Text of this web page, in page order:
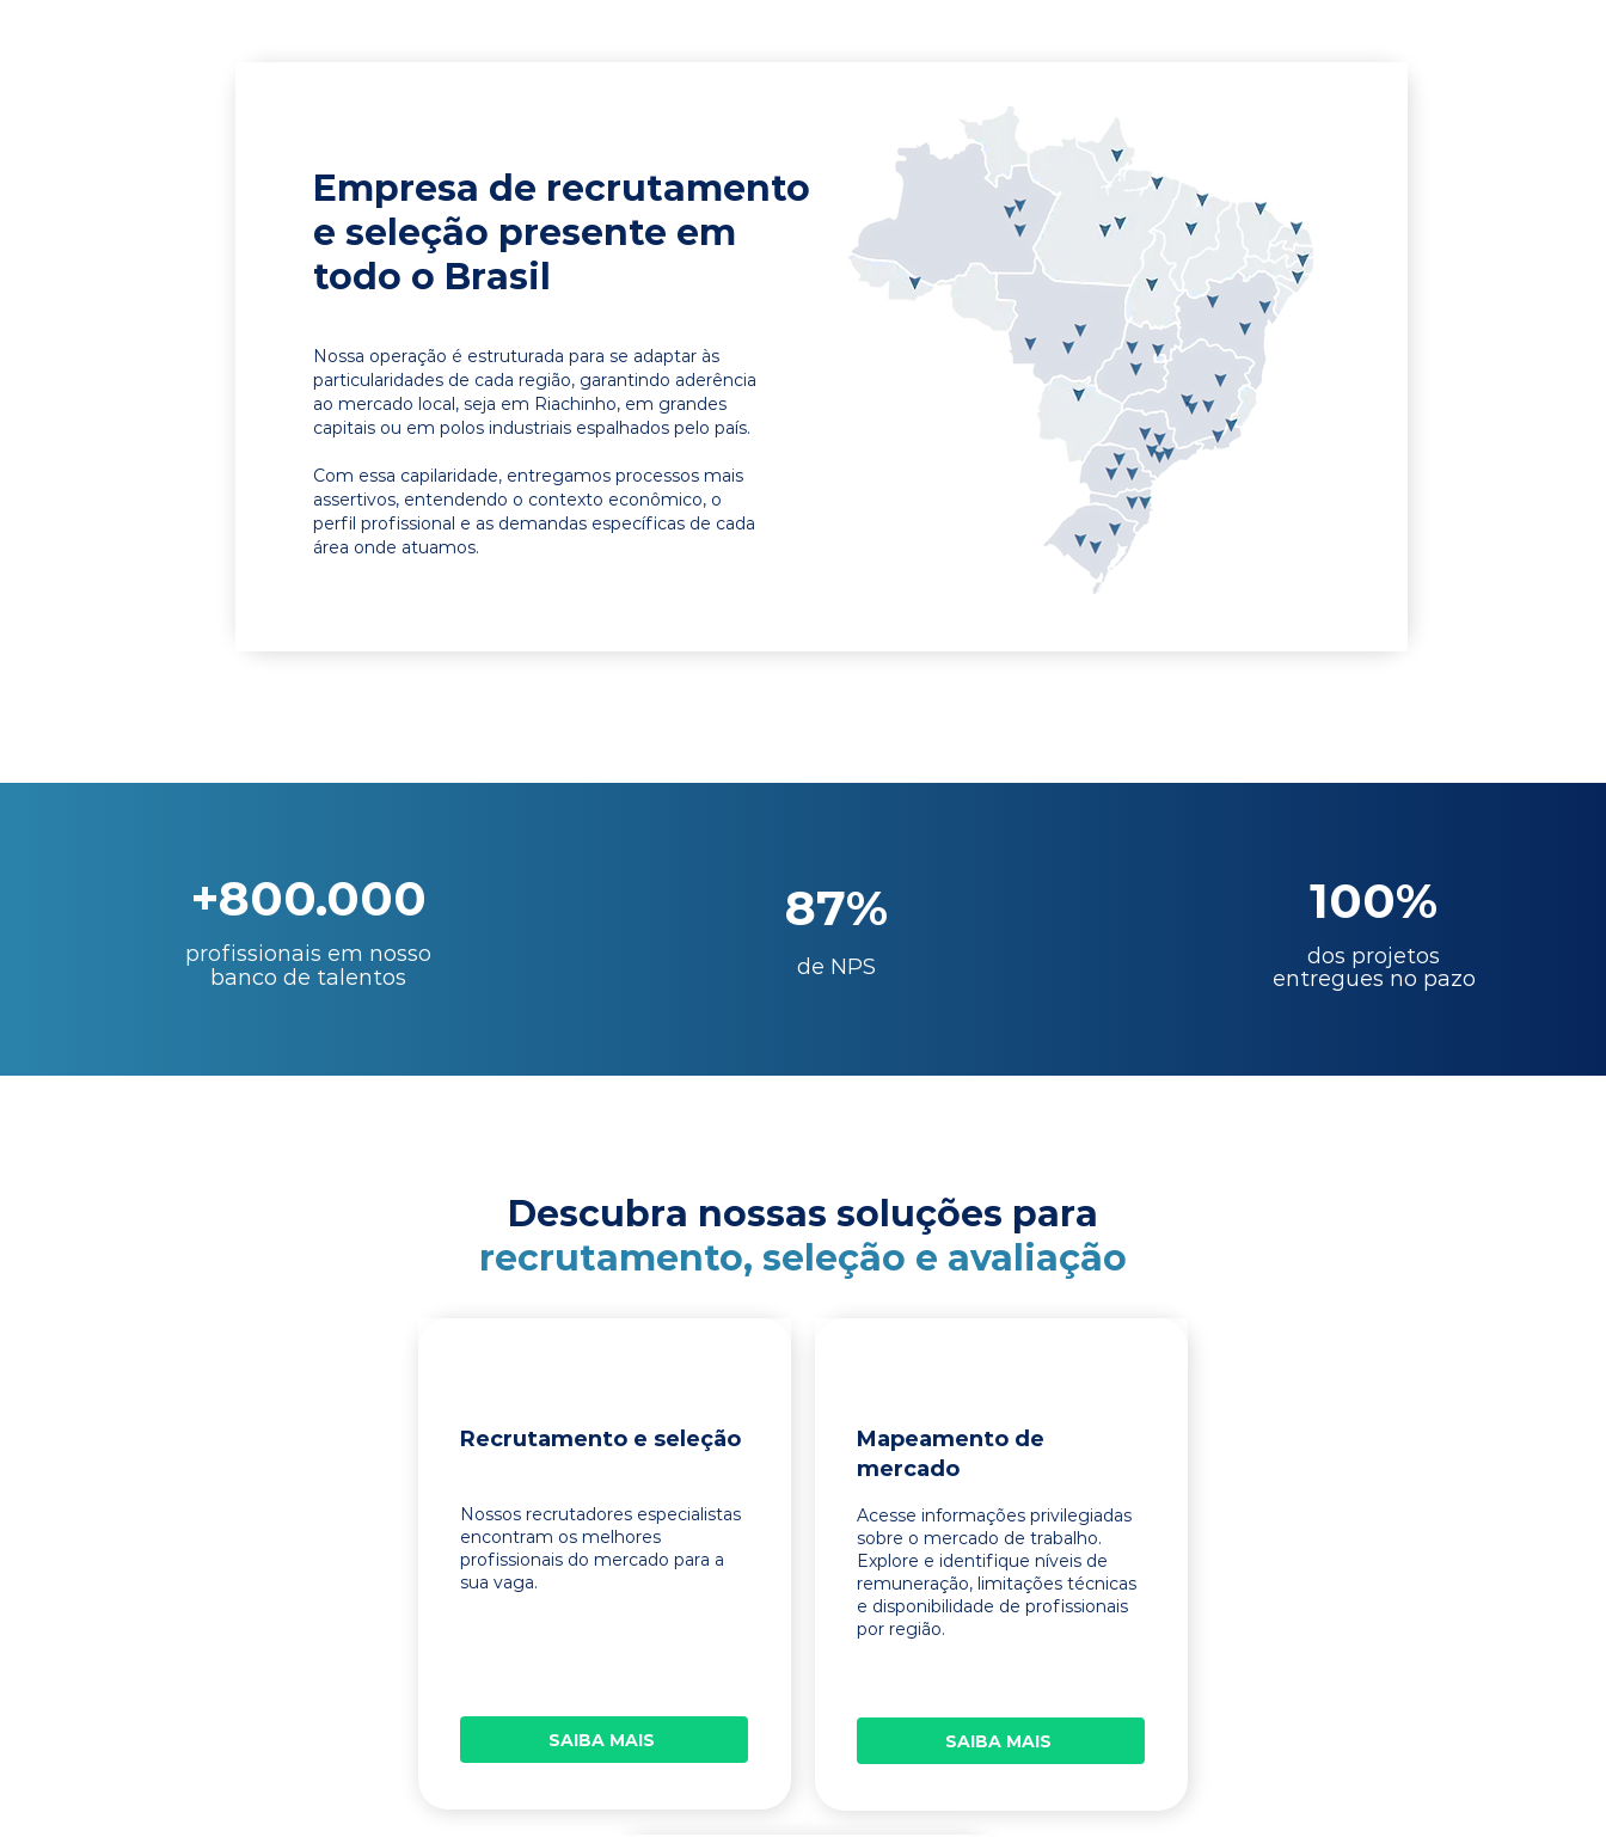
Empresa de recrutamento
e seleção presente em
todo o Brasil
Nossa operação é estruturada para se adaptar às
particularidades de cada região, garantindo aderência
ao mercado local, seja em Riachinho, em grandes
capitais ou em polos industriais espalhados pelo país.
Com essa capilaridade, entregamos processos mais
assertivos, entendendo o contexto econômico, o
perfil profissional e as demandas específicas de cada
área onde atuamos.
+800.000
profissionais em nosso
banco de talentos
87%
de NPS
100%
dos projetos
entregues no pazo
Descubra nossas soluções para
recrutamento, seleção e avaliação
Recrutamento e seleção
Nossos recrutadores especialistas
encontram os melhores
profissionais do mercado para a
sua vaga.
SAIBA MAIS
Mapeamento de
mercado
Acesse informações privilegiadas
sobre o mercado de trabalho.
Explore e identifique níveis de
remuneração, limitações técnicas
e disponibilidade de profissionais
por região.
SAIBA MAIS